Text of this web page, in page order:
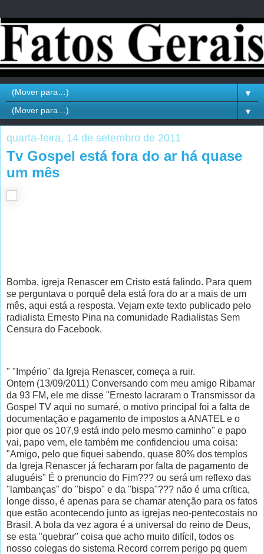
▼
▼
quarta-feira, 14 de setembro de 2011
Tv Gospel está fora do ar há quase
um mês
Bomba, igreja Renascer em Cristo está falindo. Para quem
se perguntava o porquê dela está fora do ar a mais de um
mês, aqui está a resposta. Vejam exte texto publicado pelo
radialista Ernesto Pina na comunidade Radialistas Sem
Censura do Facebook.
" "Império" da Igreja Renascer, começa a ruir.
Ontem (13/09/2011) Conversando com meu amigo Ribamar
da 93 FM, ele me disse "Ernesto lacraram o Transmissor da
Gospel TV aqui no sumaré, o motivo principal foi a falta de
documentação e pagamento de impostos a ANATEL e o
pior que os 107,9 está indo pelo mesmo caminho" e papo
vai, papo vem, ele também me confidenciou uma coisa:
"Amigo, pelo que fiquei sabendo, quase 80% dos templos
da Igreja Renascer já fecharam por falta de pagamento de
aluguéis" É o prenuncio do Fim??? ou será um reflexo das
"lambanças" do "bispo" e da "bispa"??? não é uma crítica,
longe disso, é apenas para se chamar atenção para os fatos
que estão acontecendo junto as igrejas neo-pentecostais no
Brasil. A bola da vez agora é a universal do reino de Deus,
se esta "quebrar" coisa que acho muito difícil, todos os
nosso colegas do sistema Record correm perigo pq quem